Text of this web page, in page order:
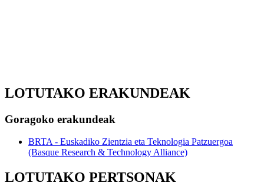
LOTUTAKO ERAKUNDEAK
Goragoko erakundeak
BRTA - Euskadiko Zientzia eta Teknologia Patzuergoa
(Basque Research & Technology Alliance)
LOTUTAKO PERTSONAK